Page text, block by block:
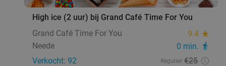
High ice (2 uur) bij Grand Café Time For You
Grand Café Time For You
9.4 star
Neede 0 min. directions_walk
Verkocht: 92 Regulier €25